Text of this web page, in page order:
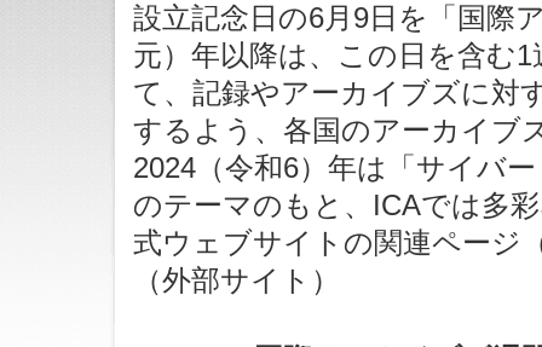
設立記念日の6月9日を「国際
元）年以降は、この日を含む
て、記録やアーカイブズに対
するよう、各国のアーカイブ
2024（令和6）年は「サイバ
のテーマのもと、ICAでは多
式ウェブサイトの関連ページ
（外部サイト）